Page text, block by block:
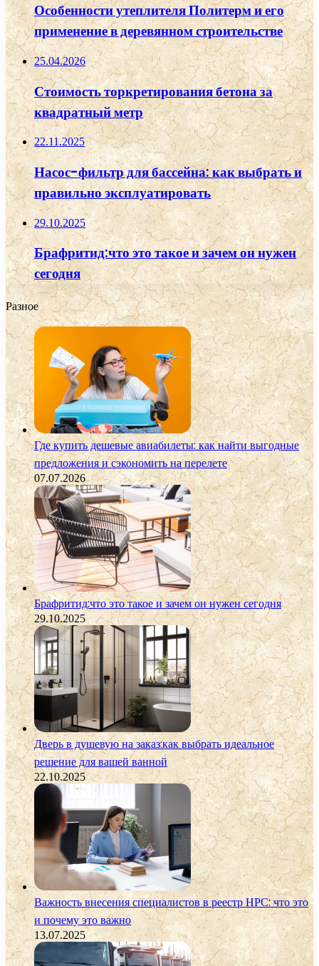
Особенности утеплителя Политерм и его
применение в деревянном строительстве
25.04.2026
Стоимость торкретирования бетона за
квадратный метр
22.11.2025
Насос-фильтр для бассейна: как выбрать и
правильно эксплуатировать
29.10.2025
Брафритид:что это такое и зачем он нужен
сегодня
Разное
Где купить дешевые авиабилеты: как найти выгодные
предложения и сэкономить на перелете
07.07.2026
Брафритид:что это такое и зачем он нужен сегодня
29.10.2025
Дверь в душевую на заказ:как выбрать идеальное
решение для вашей ванной
22.10.2025
Важность внесения специалистов в реестр НРС: что это
и почему это важно
13.07.2025